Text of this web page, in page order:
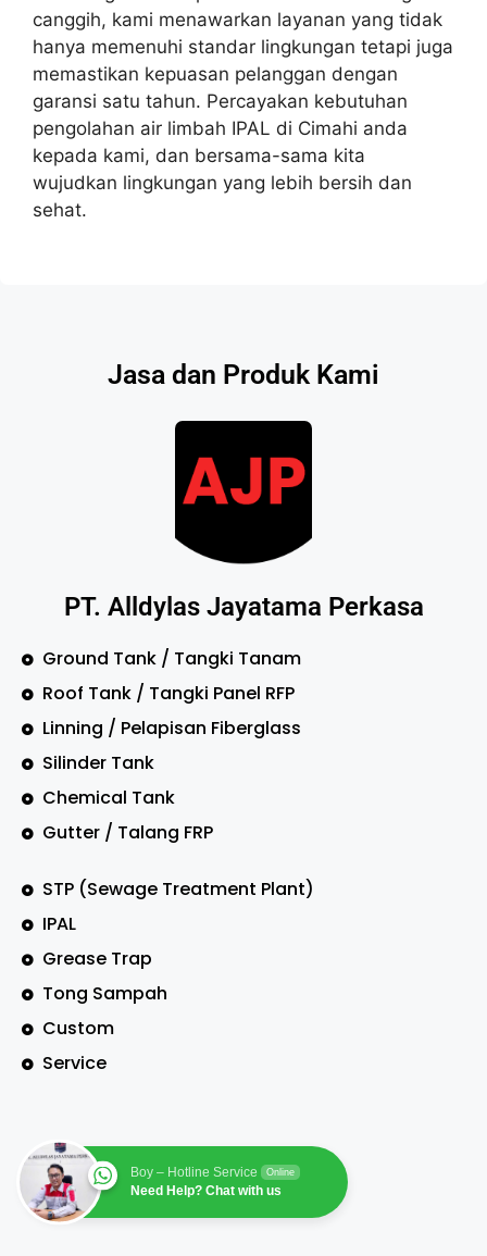
canggih, kami menawarkan layanan yang tidak
hanya memenuhi standar lingkungan tetapi juga
memastikan kepuasan pelanggan dengan
garansi satu tahun. Percayakan kebutuhan
pengolahan air limbah IPAL di Cimahi anda
kepada kami, dan bersama-sama kita
wujudkan lingkungan yang lebih bersih dan
sehat.
Jasa dan Produk Kami
PT. Alldylas Jayatama Perkasa
Ground Tank / Tangki Tanam
Roof Tank / Tangki Panel RFP
Linning / Pelapisan Fiberglass
Silinder Tank
Chemical Tank
Gutter / Talang FRP
STP (Sewage Treatment Plant)
IPAL
Grease Trap
Tong Sampah
Custom
Service
Boy – Hotline Service Online
Need Help? Chat with us